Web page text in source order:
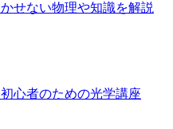
せない物理や知識を解説
心者のための光学講座